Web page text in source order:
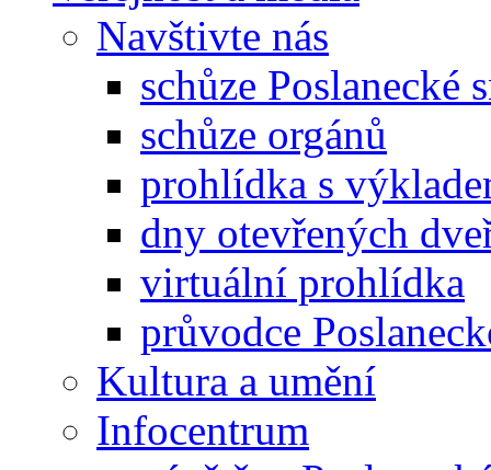
Navštivte nás
schůze Poslanecké
schůze orgánů
prohlídka s
dny otevřených
virtuální prohlídka
průvodce
Kultura a umění
Infocentrum